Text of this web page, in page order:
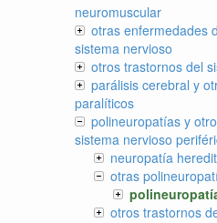
neuromuscular
otras enfermedades
sistema nervioso
otros trastornos del
parálisis cerebral y
paralíticos
polineuropatías y
sistema nervioso
neuropatía
otras
otros trastornos